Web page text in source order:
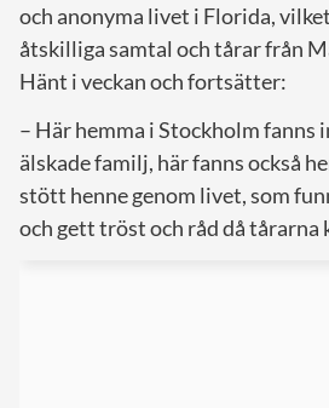
och anonyma livet i Florida,
åtskilliga samtal och tårar från
Hänt i veckan och fortsätter:
– Här hemma i Stockholm fanns
älskade familj, här fanns också
stött henne genom livet, som
och gett tröst och råd då tårarna